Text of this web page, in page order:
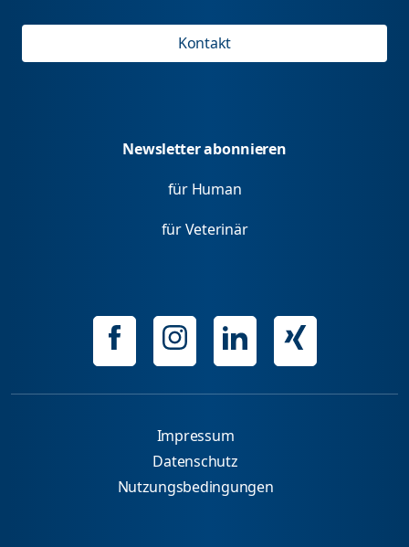
Kontakt
Newsletter abonnieren
für Human
für Veterinär
Impressum
Datenschutz
Nutzungsbedingungen